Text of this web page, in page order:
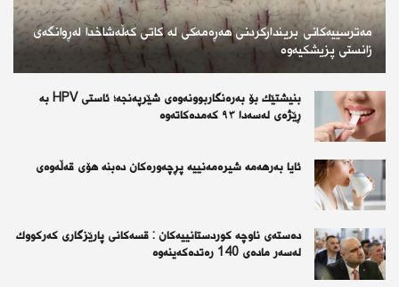
مەترسییەکانی بریندارکردنی هەڕەمەکی لە کاتی کەڵەشاخدا لەڕوانگەی
زانستی پزیشکیەوە
بنیشتێك بۆ بەرەنگاربوونەوەی شێرپەنجە؛ ئاستی HPV بە
ڕێژەی لەسەدا ٩٣ كەمدەكاتەوە
ئايا به‌رهه‌مه‌ شيره‌مه‌نييه‌ پڕچه‌وره‌كان ده‌بنه‌ هۆى قه‌ڵه‌وه‌ى
دەستەی ناوچە كوردستانییەكان : قسەكانی پارێزگاری كەركووك
لەسەر مادەی 140 رەتدەكەینەوە